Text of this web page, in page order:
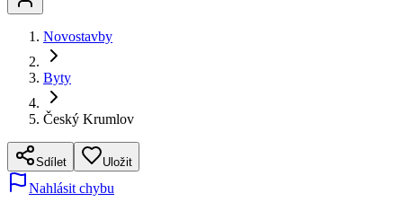
Novostavby
Byty
Český Krumlov
Sdílet Uložit
Nahlásit chybu